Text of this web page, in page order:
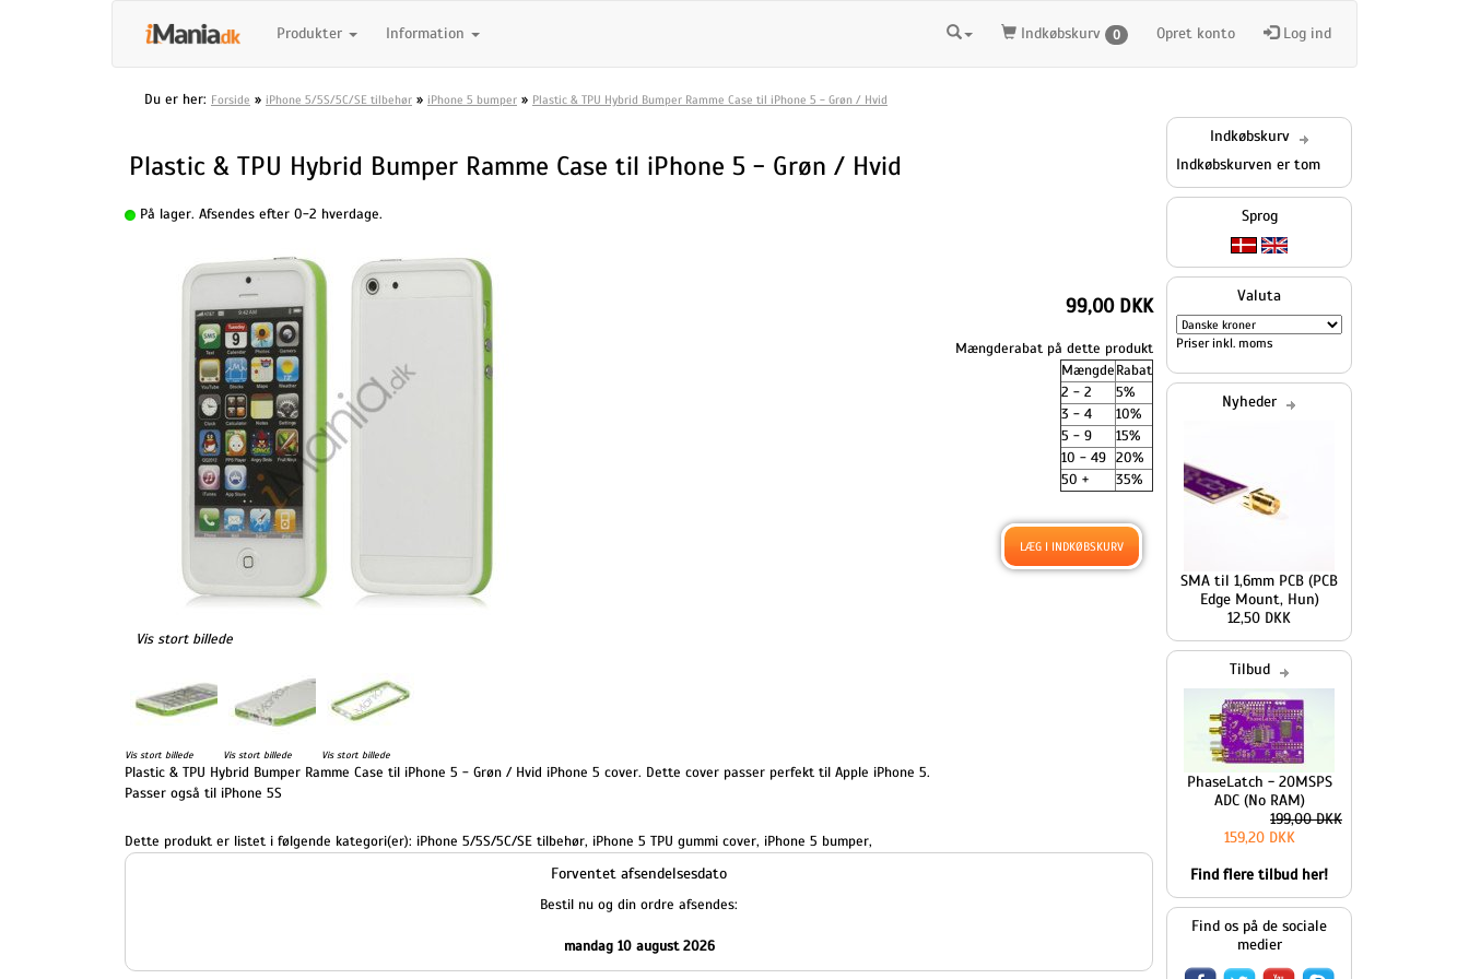
Produkter Information Indkøbskurv 0 Opret konto Log ind
Du er her: Forside » iPhone 5/5S/5C/SE tilbehør » iPhone 5 bumper » Plastic & TPU Hybrid Bumper Ramme Case til iPhone 5 - Grøn / Hvid
Plastic & TPU Hybrid Bumper Ramme Case til iPhone 5 - Grøn / Hvid
På lager. Afsendes efter 0-2 hverdage.
Vis stort billede
99,00 DKK
Mængderabat på dette produkt
MængdeRabat
2 - 2
5%
3 - 4
10%
5 - 9
15%
10 - 49 20%
50 +
35%
Vis stort billede Vis stort billede Vis stort billede
Plastic & TPU Hybrid Bumper Ramme Case til iPhone 5 - Grøn / Hvid iPhone 5 cover. Dette cover passer perfekt til Apple iPhone 5.
Passer også til iPhone 5S
Dette produkt er listet i følgende kategori(er): iPhone 5/5S/5C/SE tilbehør, iPhone 5 TPU gummi cover, iPhone 5 bumper,
Forventet afsendelsesdato
Bestil nu og din ordre afsendes:
mandag 10 august 2026
Indkøbskurv
Indkøbskurven er tom
Sprog
Valuta
Priser inkl. moms
Nyheder
SMA til 1,6mm PCB (PCB
Edge Mount, Hun)
12,50 DKK
Tilbud
PhaseLatch - 20MSPS
ADC (No RAM)
199,00 DKK
159,20 DKK
Find flere tilbud her!
Find os på de sociale
medier